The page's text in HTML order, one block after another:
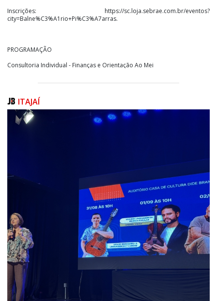
Inscrições: https://sc.loja.sebrae.com.br/eventos?
city=Balne%C3%A1rio+Pi%C3%A7arras.
PROGRAMAÇÃO
Consultoria Individual - Finanças e Orientação Ao Mei
Local: Sala do empreendedor - Av. Getúlio Vargas, 1225 - Santo Antônio
Oficina: Alcance Mais Vendas Online
Local: Sala do empreendedor - Av. Getúlio Vargas, 1225 - Santo Antônio
Oficina: Faça Sua Estratégia de Precificação (Foco Em Prestadores De
Dia 26/05 das 18h às 22h
Local: Sala do empreendedor - Av. Getúlio Vargas, 1225 - Santo Antônio
Sessão de Negócios
Dia 27/05 das 18h às 22h
Local: North House Eventos - Rua Pescada, 339 - Itacolomi
ITAJAÍ